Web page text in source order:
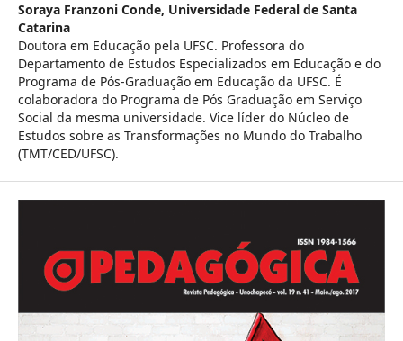
Soraya Franzoni Conde, Universidade Federal de Santa
Catarina
Doutora em Educação pela UFSC. Professora do
Departamento de Estudos Especializados em Educação e do
Programa de Pós-Graduação em Educação da UFSC. É
colaboradora do Programa de Pós Graduação em Serviço
Social da mesma universidade. Vice líder do Núcleo de
Estudos sobre as Transformações no Mundo do Trabalho
(TMT/CED/UFSC).